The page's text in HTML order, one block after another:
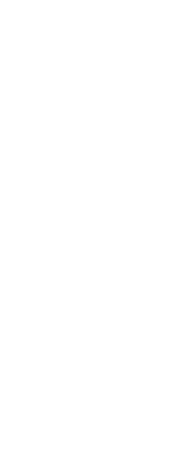
o offerta basata
a-service) insieme a
nonché qualsiasi
e il tipo di Dispositivi
specificato nella
inclusi
o
ai Servizi inviati a